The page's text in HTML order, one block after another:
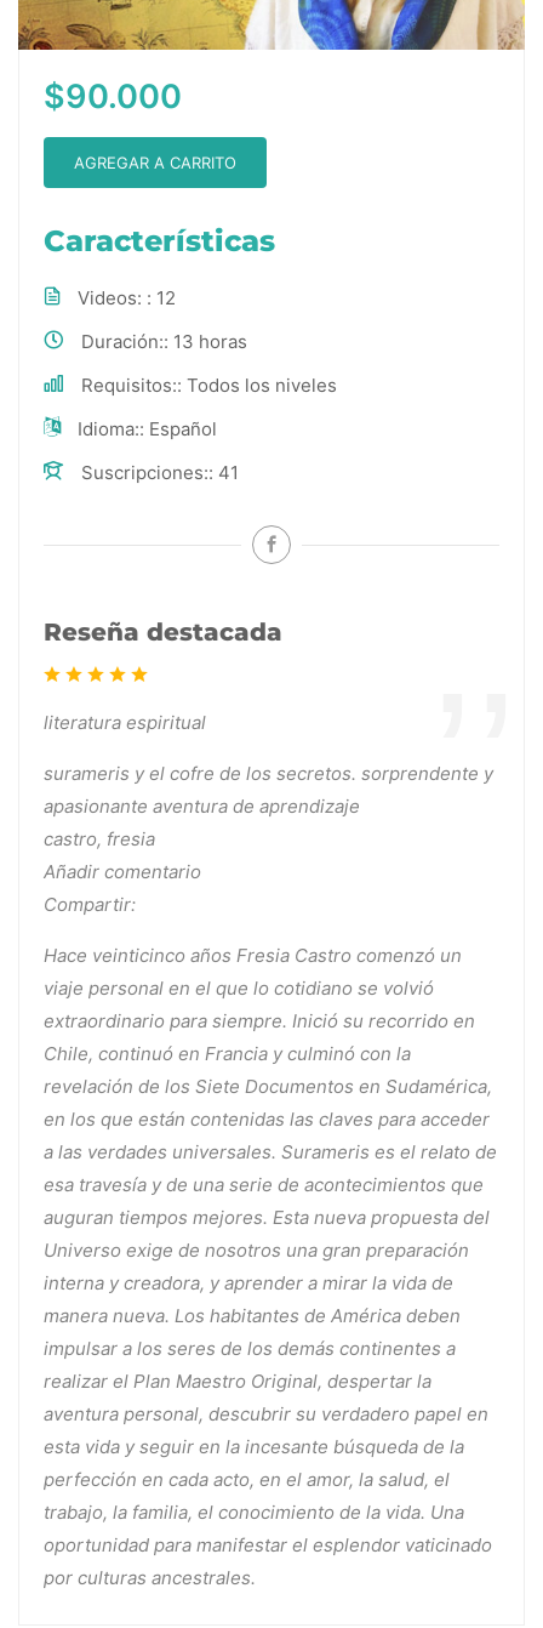
$90.000
AGREGAR A CARRITO
Características
Videos:
12
Duración: 13 horas
Requisitos: Todos los niveles
Idioma: Español
Suscripciones: 41
Reseña destacada
literatura espiritual
surameris y el cofre de los secretos. sorprendente y
apasionante aventura de aprendizaje
castro, fresia
Añadir comentario
Compartir:
Hace veinticinco años Fresia Castro comenzó un
viaje personal en el que lo cotidiano se volvió
extraordinario para siempre. Inició su recorrido en
Chile, continuó en Francia y culminó con la
revelación de los Siete Documentos en Sudamérica,
en los que están contenidas las claves para acceder
a las verdades universales. Surameris es el relato de
esa travesía y de una serie de acontecimientos que
auguran tiempos mejores. Esta nueva propuesta del
Universo exige de nosotros una gran preparación
interna y creadora, y aprender a mirar la vida de
manera nueva. Los habitantes de América deben
impulsar a los seres de los demás continentes a
realizar el Plan Maestro Original, despertar la
aventura personal, descubrir su verdadero papel en
esta vida y seguir en la incesante búsqueda de la
perfección en cada acto, en el amor, la salud, el
trabajo, la familia, el conocimiento de la vida. Una
oportunidad para manifestar el esplendor vaticinado
por culturas ancestrales.